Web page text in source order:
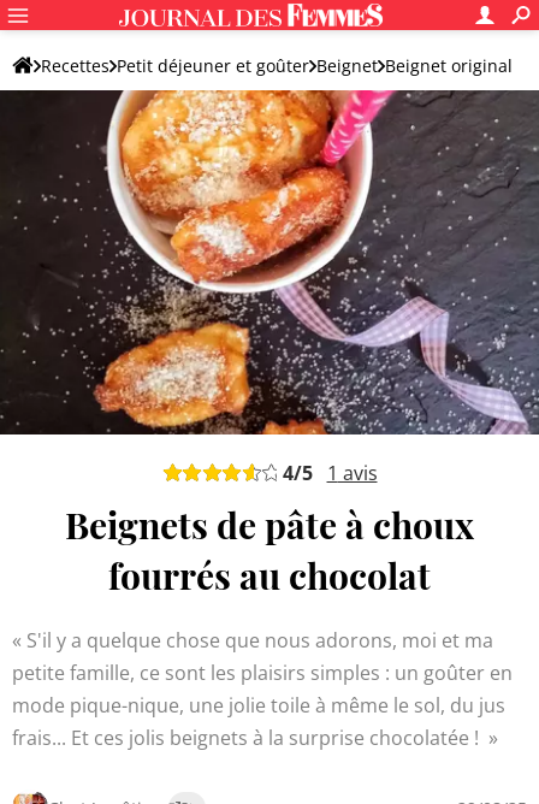
Recettes Petit déjeuner et goûter Beignet Beignet original
4/5 1 avis
Beignets de pâte à choux
fourrés au chocolat
S'il y a quelque chose que nous adorons, moi et ma
petite famille, ce sont les plaisirs simples : un goûter en
mode pique-nique, une jolie toile à même le sol, du jus
frais... Et ces jolis beignets à la surprise chocolatée !